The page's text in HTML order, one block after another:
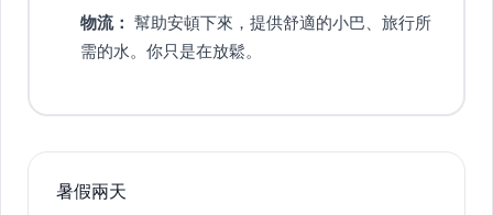
物流： 幫助安頓下來，提供舒適的小巴、旅行所
需的水。你只是在放鬆。
暑假兩天